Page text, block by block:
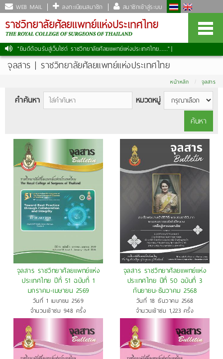
WEB MAIL ลงทะเบียนสมาชิก สมาชิกเข้าสู่ระบบ
"ยินดีต้อนรับสู่เว็บไซต์ ราชวิทยาลัยศัลยแพทย์แห่งประเทศไทย......."
จุลสาร | ราชวิทยาลัยศัลยแพทย์แห่งประเทศไทย
หน้าหลัก จุลสาร
คำค้นหา
หมวดหมู่
ค้นหา
จุลสาร ราชวิทยาศัลยแพทย์แห่ง
ประเทศไทย ปีที่ 51 ฉบับที่ 1
มกราคม-เมษายน 2569
วันที่ 1 เมษายน 2569
จำนวนเข้าชม 948 ครั้ง
จุลสาร ราชวิทยาศัลยแพทย์แห่ง
ประเทศไทย ปีที่ 50 ฉบับที่ 3
กันยายน-ธันวาคม 2568
วันที่ 18 ธันวาคม 2568
จำนวนเข้าชม 1,223 ครั้ง